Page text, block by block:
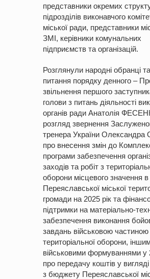
представники окремих
підрозділів виконавчого
міської ради, представники
ЗМІ, керівники комунальних
підприємств та організацій.
Розглянули народні обранці
питання порядку денного –
звільнення першого
голови з питань діяльності
органів ради Анатолія
розгляд звернення
тренера України
про внесення змін до
програми забезпечення
заходів та робіт з
оборони місцевого значення
Переяславської міської
громади на 2025 рік та
підтримки на матеріально-
забезпечення виконання
завдань військовою
територіальної оборони,
військовими формуваннями у
про передачу коштів у вигляді
з бюджету Переяславської